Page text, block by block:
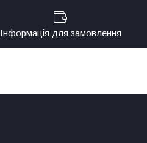
Інформація для замовлення